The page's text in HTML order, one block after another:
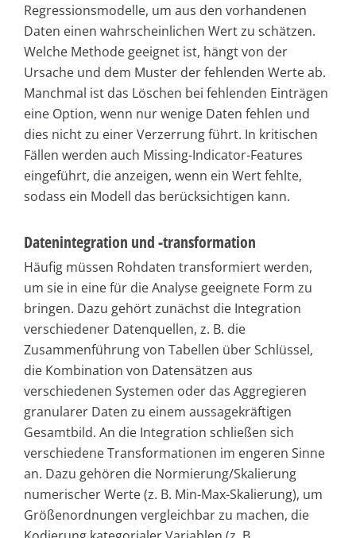
Regressionsmodelle, um aus den vorhandenen
Daten einen wahrscheinlichen Wert zu schätzen.
Welche Methode geeignet ist, hängt von der
Ursache und dem Muster der fehlenden Werte ab.
Manchmal ist das Löschen bei fehlenden Einträgen
eine Option, wenn nur wenige Daten fehlen und
dies nicht zu einer Verzerrung führt. In kritischen
Fällen werden auch Missing-Indicator-Features
eingeführt, die anzeigen, wenn ein Wert fehlte,
sodass ein Modell das berücksichtigen kann.
Datenintegration und -transformation
Häufig müssen Rohdaten transformiert werden,
um sie in eine für die Analyse geeignete Form zu
bringen. Dazu gehört zunächst die Integration
verschiedener Datenquellen, z. B. die
Zusammenführung von Tabellen über Schlüssel,
die Kombination von Datensätzen aus
verschiedenen Systemen oder das Aggregieren
granularer Daten zu einem aussagekräftigen
Gesamtbild. An die Integration schließen sich
verschiedene Transformationen im engeren Sinne
an. Dazu gehören die Normierung/Skalierung
numerischer Werte (z. B. Min-Max-Skalierung), um
Größenordnungen vergleichbar zu machen, die